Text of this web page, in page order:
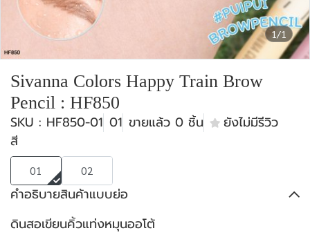
1/1
Sivanna Colors Happy Train Brow
Pencil : HF850
SKU : HF850-01 01 ขายแล้ว 0 ชิ้น
ยังไม่มีรีวิว
สี
01 02
คำอธิบายสินค้าแบบย่อ
ดินสอเขียนคิ้วแท่งหมุนออโต้